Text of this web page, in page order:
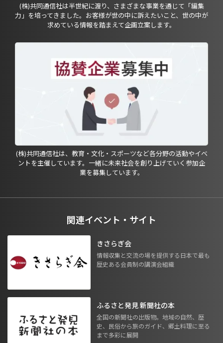
(株)共同通信社は半世紀に渡り、さまざまな事業を通じて「編集
力」を培ってきました。お客様が世の中に訴えたいこと、世の中が
求めている情報を踏まえて企画立案します。
(株)共同通信社は、教育・文化・スポーツなど各分野の活動やイベ
ントを主催しています。一緒に未来社会を創り上げていく参加企
業を募集しています。
関連イベント・サイト
きさらぎ会
情報収集と交流の場を提供する日本で最も
歴史ある会員制の講演会組織
ふるさと発見 新聞社の本
全国の新聞社の出版物。地域の自然、歴
史、民俗から旅のガイド、郷土料理に至る
まで多彩に展開